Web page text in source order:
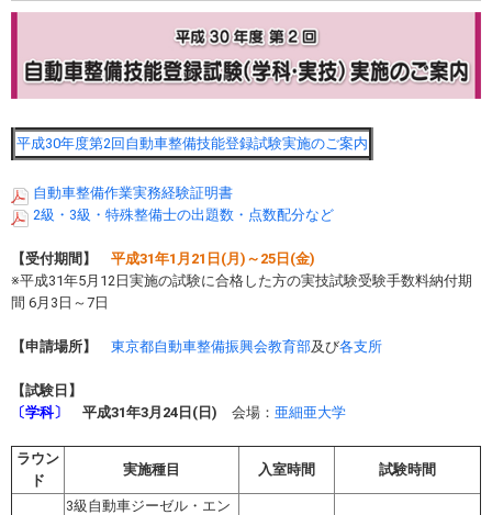
平成30年度第2回自動車整備技能登録試験実施のご案内
自動車整備作業実務経験証明書
2級・3級・特殊整備士の出題数・点数配分など
【受付期間】 平成31年1月21日(月)～25日(金)
※平成31年5月12日実施の試験に合格した方の実技試験受験手数料納付期
間 6月3日～7日
【申請場所】 東京都自動車整備振興会教育部及び各支所
【試験日】
〔学科〕
平成31年3月24日(日) 会場： 亜細亜大学
ラウン
ド
実施種目 入室時間 試験時間
3級自動車ジーゼル・エン